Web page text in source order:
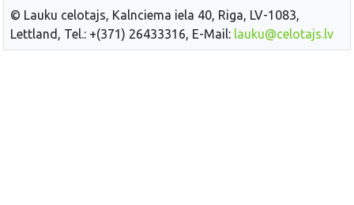
© Lauku celotajs, Kalnciema iela 40, Riga, LV-1083,
Lettland, Tel.: +(371) 26433316, E-Mail: lauku@celotajs.lv